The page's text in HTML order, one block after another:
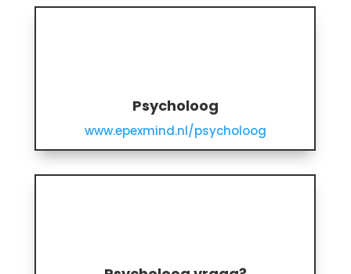
Psycholoog
www.epexmind.nl/psycholoog